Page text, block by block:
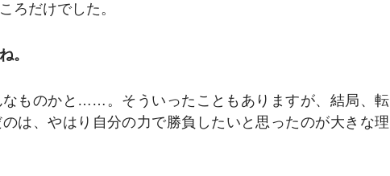
ろだけでした。
。
なものかと……。そういったこともありますが、結局、転
は、やはり自分の力で勝負したいと思ったのが大きな理